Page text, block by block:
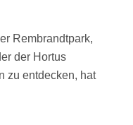
Rembrandtpark,
der Hortus
zu entdecken, hat